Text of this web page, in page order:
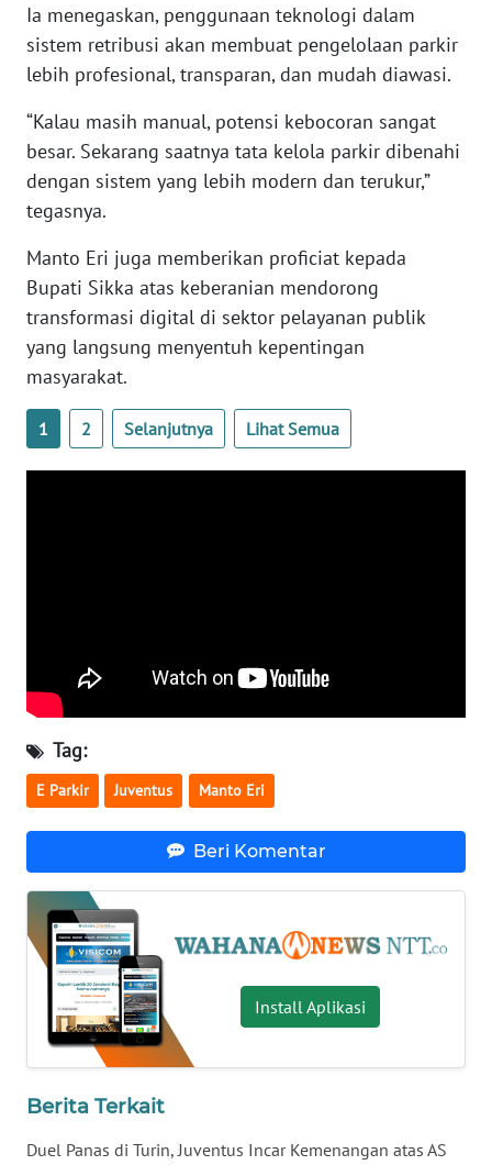
Ia menegaskan, penggunaan teknologi dalam
sistem retribusi akan membuat pengelolaan parkir
lebih profesional, transparan, dan mudah diawasi.
“Kalau masih manual, potensi kebocoran sangat
besar. Sekarang saatnya tata kelola parkir dibenahi
dengan sistem yang lebih modern dan terukur,”
tegasnya.
Manto Eri juga memberikan proficiat kepada
Bupati Sikka atas keberanian mendorong
transformasi digital di sektor pelayanan publik
yang langsung menyentuh kepentingan
masyarakat.
1 2 Selanjutnya Lihat Semua
Tag:
E Parkir Juventus Manto Eri
Beri Komentar
Install Aplikasi
Berita Terkait
Duel Panas di Turin, Juventus Incar Kemenangan atas AS
SULTRA
WN
WN
SULTENG
SULBAR
WN
BABEL
WN
SUMBAR
LAMPUNG
JATENG
WN
JOGJA
WN
JATIM
WN